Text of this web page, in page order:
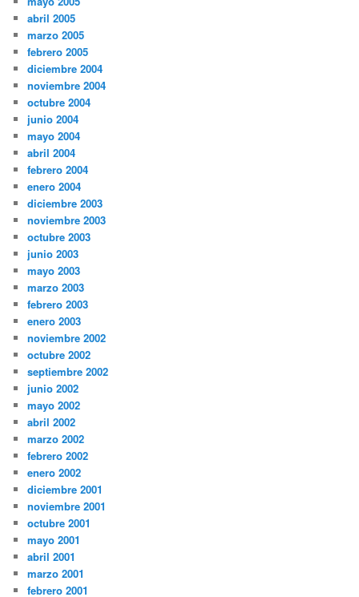
abril 2005
marzo 2005
febrero 2005
diciembre 2004
noviembre 2004
octubre 2004
junio 2004
mayo 2004
abril 2004
febrero 2004
enero 2004
diciembre 2003
noviembre 2003
octubre 2003
junio 2003
mayo 2003
marzo 2003
febrero 2003
enero 2003
noviembre 2002
octubre 2002
septiembre 2002
junio 2002
mayo 2002
abril 2002
marzo 2002
febrero 2002
enero 2002
diciembre 2001
noviembre 2001
octubre 2001
mayo 2001
abril 2001
marzo 2001
febrero 2001